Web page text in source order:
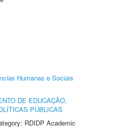
Humanas e Sociais
DE EDUCAÇÃO,
PÚBLICAS
RDIDP Academic